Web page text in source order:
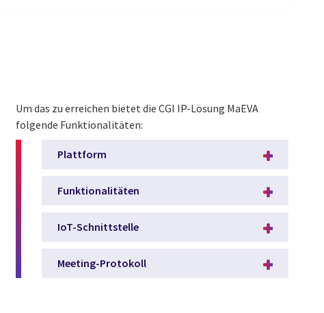
Um das zu erreichen bietet die CGI IP-Lösung MaEVA
folgende Funktionalitäten:
Plattform
Funktionalitäten
IoT-Schnittstelle
Meeting-Protokoll